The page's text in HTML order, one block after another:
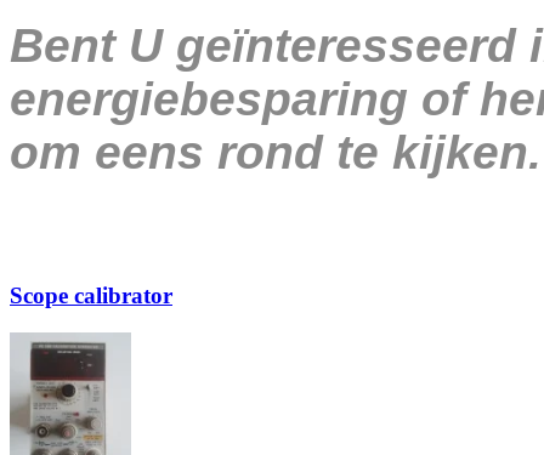
Bent U geïnteresseerd
energiebesparing of
om eens rond te kijken.
Scope calibrator